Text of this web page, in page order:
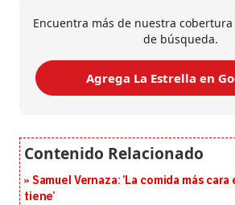
Encuentra más de nuestra
de búsqueda.
Agrega La Estrella en
Samuel Vernaza: ‘La comida más
tiene’